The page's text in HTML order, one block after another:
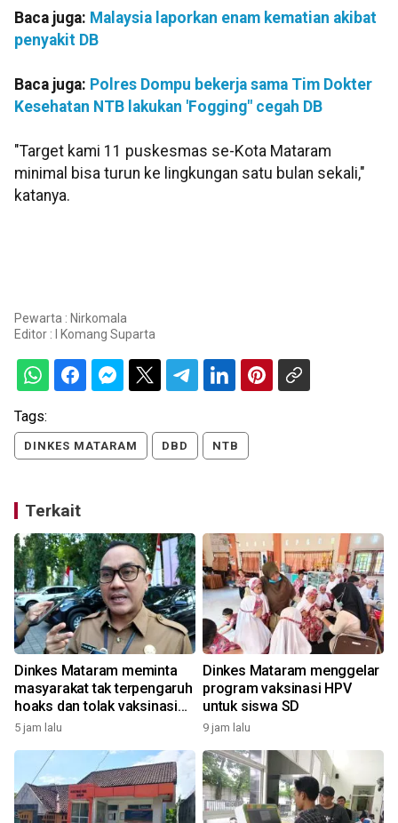
Baca juga: Malaysia laporkan enam kematian akibat
penyakit DB
Baca juga: Polres Dompu bekerja sama Tim Dokter
Kesehatan NTB lakukan 'Fogging" cegah DB
"Target kami 11 puskesmas se-Kota Mataram
minimal bisa turun ke lingkungan satu bulan sekali,"
katanya.
Pewarta : Nirkomala
Editor :
I Komang Suparta
Tags:
DINKES MATARAM DBD NTB
Terkait
Dinkes Mataram meminta
masyarakat tak terpengaruh
hoaks dan tolak vaksinasi
HPV
5 jam lalu
Dinkes Mataram menggelar
program vaksinasi HPV
untuk siswa SD
9 jam lalu